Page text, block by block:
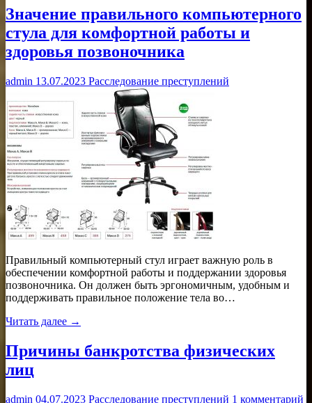
Значение правильного компьютерного
стула для комфортной работы и
здоровья позвоночника
admin 13.07.2023 Расследование преступлений
Правильный компьютерный стул играет важную роль в
обеспечении комфортной работы и поддержании здоровья
позвоночника. Он должен быть эргономичным, удобным и
поддерживать правильное положение тела во…
Читать далее →
Причины банкротства физических
лиц
admin 04.07.2023 Расследование преступлений 1 комментарий